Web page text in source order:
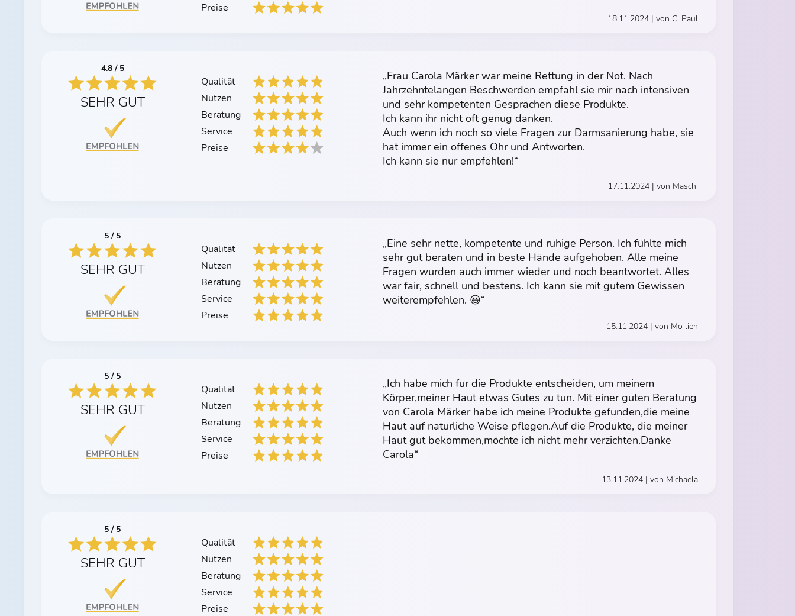
Preise
18.11.2024 | von C. Paul
4.8 / 5
SEHR GUT
Qualität
Nutzen
Beratung
Service
Preise
„Frau Carola Märker war meine Rettung in der Not. Nach
Jahrzehntelangen Beschwerden empfahl sie mir nach intensiven
und sehr kompetenten Gesprächen diese Produkte.
Ich kann ihr nicht oft genug danken.
Auch wenn ich noch so viele Fragen zur Darmsanierung habe, sie
hat immer ein offenes Ohr und Antworten.
Ich kann sie nur empfehlen!“
17.11.2024 | von Maschi
5 / 5
SEHR GUT
Qualität
Nutzen
Beratung
Service
Preise
„Eine sehr nette, kompetente und ruhige Person. Ich fühlte mich
sehr gut beraten und in beste Hände aufgehoben. Alle meine
Fragen wurden auch immer wieder und noch beantwortet. Alles
war fair, schnell und bestens. Ich kann sie mit gutem Gewissen
weiterempfehlen. 😃“
15.11.2024 | von Mo lieh
5 / 5
SEHR GUT
Qualität
Nutzen
Beratung
Service
Preise
„Ich habe mich für die Produkte entscheiden, um meinem
Körper,meiner Haut etwas Gutes zu tun. Mit einer guten Beratung
von Carola Märker habe ich meine Produkte gefunden,die meine
Haut auf natürliche Weise pflegen.Auf die Produkte, die meiner
Haut gut bekommen,möchte ich nicht mehr verzichten.Danke
Carola“
13.11.2024 | von Michaela
5 / 5
SEHR GUT
Qualität
Nutzen
Beratung
Service
Preise